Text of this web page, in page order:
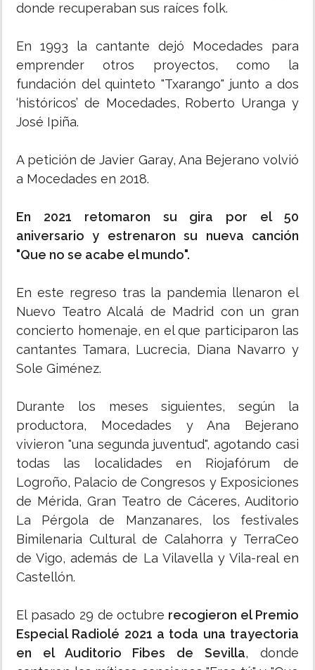
donde recuperaban sus raíces folk.
En 1993 la cantante dejó Mocedades para
emprender otros proyectos, como la
fundación del quinteto "Txarango" junto a dos
‘históricos’ de Mocedades, Roberto Uranga y
José Ipiña.
A petición de Javier Garay, Ana Bejerano volvió
a Mocedades en 2018.
En 2021 retomaron su gira por el 50
aniversario y estrenaron su nueva canción
"Que no se acabe el mundo".
En este regreso tras la pandemia llenaron el
Nuevo Teatro Alcalá de Madrid con un gran
concierto homenaje, en el que participaron las
cantantes Tamara, Lucrecia, Diana Navarro y
Sole Giménez.
Durante los meses siguientes, según la
productora, Mocedades y Ana Bejerano
vivieron "una segunda juventud", agotando casi
todas las localidades en Riojafórum de
Logroño, Palacio de Congresos y Exposiciones
de Mérida, Gran Teatro de Cáceres, Auditorio
La Pérgola de Manzanares, los festivales
Bimilenaria Cultural de Calahorra y TerraCeo
de Vigo, además de La Vilavella y Vila-real en
Castellón.
El pasado 29 de octubre recogieron el Premio
Especial Radiolé 2021 a toda una trayectoria
en el Auditorio Fibes de Sevilla, donde